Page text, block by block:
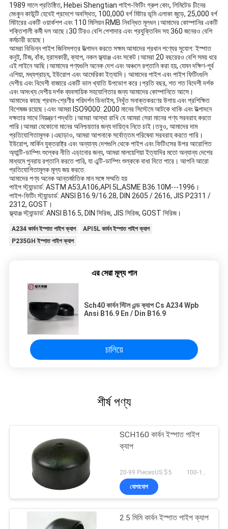
1989 সালে প্রতিষ্ঠিত, Hebei Shengtian পাইপ-ফিটিং গ্রুপ কোং, লিমিটেড চীনের
মেংকুন কাউন্টি হেবেই প্রদেশে অবস্থিত, 100,000 বর্গ মিটার ভূমি এলাকা জুড়ে, 25,000 বর্গ
মিটারের একটি ওয়ার্কশপ এবং 110 মিলিয়ন RMB নিবন্ধিত মূলধন।আমাদের কোম্পানির একটি
শক্তিশালী কর্মী দল আছে।30 টিরও বেশি পেশাদার এবং প্রযুক্তিবিদ সহ 360 জনেরও বেশি
কর্মচারী রয়েছে।
আমরা বিভিন্ন পাইপ জিনিসপত্র উত্পাদন করতে সক্ষম.আমাদের প্রধান পণ্যের সুযোগ: ইস্পাত
কনুই, টিজ, বাঁক, হ্রাসকারী, ক্যাপ, নকল ফ্ল্যাঞ্জ এবং সকেট।আমরা 20 বছরেরও বেশি সময় ধরে
এই লাইনে আছি।আমাদের পণ্যগুলি অনেক দেশ এবং অঞ্চলে রপ্তানি করা হয়, যেমন দক্ষিণ-পূর্ব
এশিয়া, মধ্যপ্রাচ্য, ইউরোপ এবং আমেরিকা ইত্যাদি। আমাদের পাইপ এবং পাইপ ফিটিংগুলি
দেশীয় এবং বিদেশী বাজারে একটি ভাল খ্যাতি উপভোগ করে।প্রতি বছর, শত শত বিদেশী দর্শক
এবং অসংখ্য দেশীয় দর্শক ব্যবসায়িক সহযোগিতার জন্য আমাদের কোম্পানিতে আসে।
আমাদের কাছে প্রথম-শ্রেণীর পরিদর্শন ডিভাইস, নিখুঁত সনাক্তকরণের উপায় এবং প্রশিক্ষিত
বিশেষজ্ঞ রয়েছে।এবং আমরা ISO9000: 2000 মানের সিস্টেমে আটকে থাকি এবং উত্পাদনে
দক্ষতার সাথে নিয়ন্ত্রণ পদ্ধতি।আমরা আস্থা রাখি যে আমরা সেরা মানের পণ্য সরবরাহ করতে
পারি।আমরা যেকোনো মানের অনিশ্চয়তার জন্য দায়িত্ব নিতে চাই।তবুও, আমাদের দাম
প্রতিযোগিতামূলক।এছাড়াও, আমরা আপনাকে সর্বোত্তম পরিষেবা সরবরাহ করতে পারি।
ইউরোপ, মার্কিন যুক্তরাষ্ট্র এবং অন্যান্য দেশগুলি থেকে পাইপ এবং ফিটিংসের উপর আরোপিত
অ্যান্টি-ডাম্পিং শুল্কের নীতি এড়ানোর জন্য, আমরা মালয়েশিয়া ইত্যাদির মতো অন্যান্য দেশের
মাধ্যমে পুনরায় রপ্তানি করতে পারি, যা এন্টি-ডাম্পিং শুল্ককে বাধা দিতে পারে। আপনি আরো
প্রতিযোগিতামূলক মূল্য জয় করতে.
আমাদের পণ্য অনেক আন্তর্জাতিক মান সঙ্গে সম্মতি হয়
পাইপ স্ট্যান্ডার্ড: ASTM A53,A106,API 5L,ASME B36.10M---1996।
পাইপ-ফিটিং স্ট্যান্ডার্ড: ANSI B16.9/16.28, DIN 2605 / 2616, JIS P2311 /
2312, GOST।
ফ্ল্যাঞ্জ স্ট্যান্ডার্ড: ANSI B16.5, DIN সিরিজ, JIS সিরিজ, GOST সিরিজ।
A234 কার্বন ইস্পাত পাইপ ক্যাপ
API5L কার্বন ইস্পাত পাইপ ক্যাপ
P235GH ইস্পাত পাইপ ক্যাপ
এর সেরা মূল্য পান
Sch40 কার্বন স্টিল এন্ড ক্যাপ Cs A234 Wpb
Ansi B16.9 En / Din B16.9
চালিয়ে
শীর্ষ পণ্য
SCH160 কার্বন ইস্পাত পাইপ
ক্যাপ
20-99 PiecesUS $5 100-199 PiecesUS $4 200+ PiecesUS $2 MOQ:50 টুকরা
যোগাযোগ
2.5 মিমি কার্বন ইস্পাত পাইপ ক্যাপ